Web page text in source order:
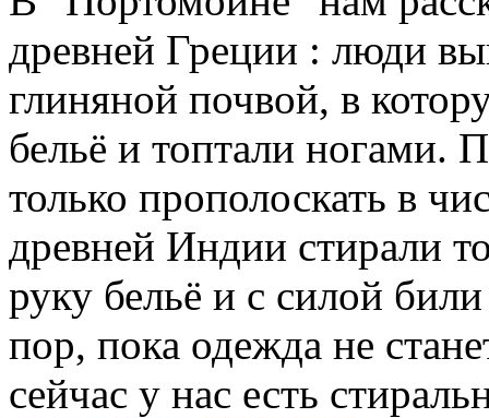
древней Греции : люди
глиняной почвой, в
бельё и топтали ногами.
только прополоскать в
древней Индии стирали
руку бельё и с силой
пор, пока одежда не
сейчас у нас есть